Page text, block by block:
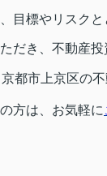
目標やリスク
だき、不動産
都市上京区の
方は、お気軽に